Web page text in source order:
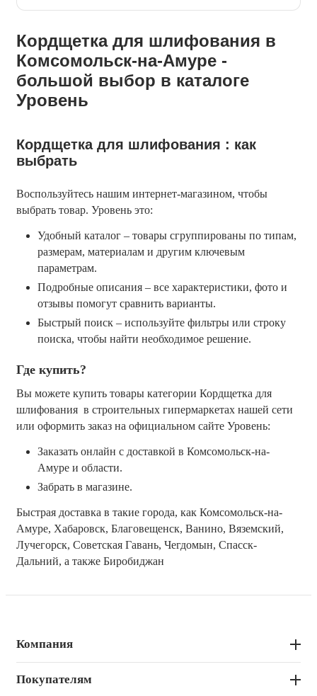
Кордщетка для шлифования в
Комсомольск-на-Амуре -
большой выбор в каталоге
Уровень
Кордщетка для шлифования : как
выбрать
Воспользуйтесь нашим интернет-магазином, чтобы
выбрать товар. Уровень это:
Удобный каталог – товары сгруппированы по типам,
размерам, материалам и другим ключевым
параметрам.
Подробные описания – все характеристики, фото и
отзывы помогут сравнить варианты.
Быстрый поиск – используйте фильтры или строку
поиска, чтобы найти необходимое решение.
Где купить?
Вы можете купить товары категории Кордщетка для
шлифования  в строительных гипермаркетах нашей сети
или оформить заказ на официальном сайте Уровень:
Заказать онлайн с доставкой в Комсомольск-на-
Амуре и области.
Забрать в магазине.
Быстрая доставка в такие города, как Комсомольск-на-
Амуре, Хабаровск, Благовещенск, Ванино, Вяземский,
Лучегорск, Советская Гавань, Чегдомын, Спасск-
Дальний, а также Биробиджан
Компания
Покупателям